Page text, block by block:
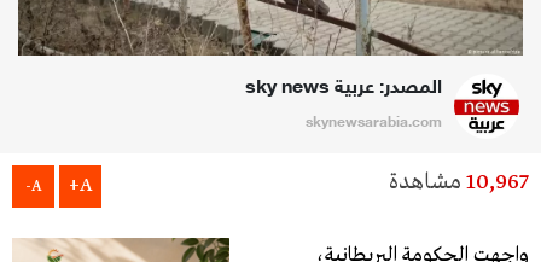
المصدر: عربية sky news
skynewsarabia.com
10,967 مشاهدة A+
A-
واجهت الحكومة البريطانية،